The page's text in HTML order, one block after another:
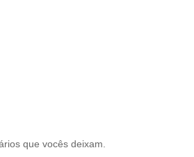
que vocês deixam.